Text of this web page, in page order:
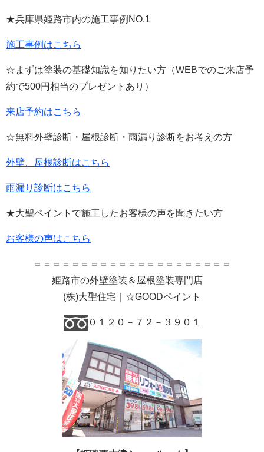
★兵庫県姫路市内の施工事例 NO.1
施工事例はこちら
☆まずは塗装の基礎知識を知りたい方（WEBでのご来店予
約で500円相当のプレゼントあり）
来店予約はこちら
☆無料外壁診断・屋根診断・雨漏り診断をお考えの方
外壁、屋根診断はこちら
雨漏り診断はこちら
★大聖ペイントで施工したお客様の声を聞きたい方
お客様の声はこちら
＝＝＝＝＝＝＝＝＝＝＝＝＝＝＝＝＝＝＝＝＝
姫路市の外壁塗装＆屋根塗装専門店
(株)大聖住宅｜☆GOODペイント
０１２０－７２－３９０１